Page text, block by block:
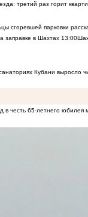
третий раз горит
сгоревшей парковки
заправке в Шахтах 13:00
Кубани выросло
в честь 65-летнего юбилея